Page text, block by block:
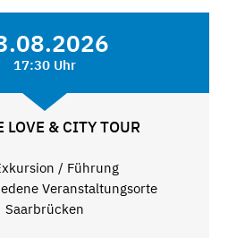
17:30 Uhr
LOVE & CITY TOUR
/ Führung
Veranstaltungsorte
Saarbrücken